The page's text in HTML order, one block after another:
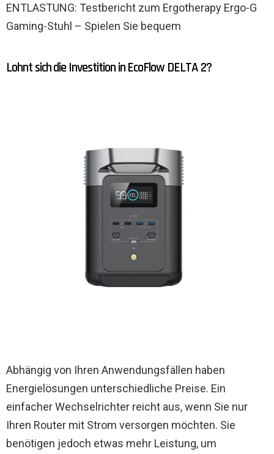
ENTLASTUNG: Testbericht zum Ergotherapy Ergo-G
Gaming-Stuhl – Spielen Sie bequem
Lohnt sich die Investition in EcoFlow DELTA 2?
Abhängig von Ihren Anwendungsfällen haben
Energielösungen unterschiedliche Preise. Ein
einfacher Wechselrichter reicht aus, wenn Sie nur
Ihren Router mit Strom versorgen möchten. Sie
benötigen jedoch etwas mehr Leistung, um